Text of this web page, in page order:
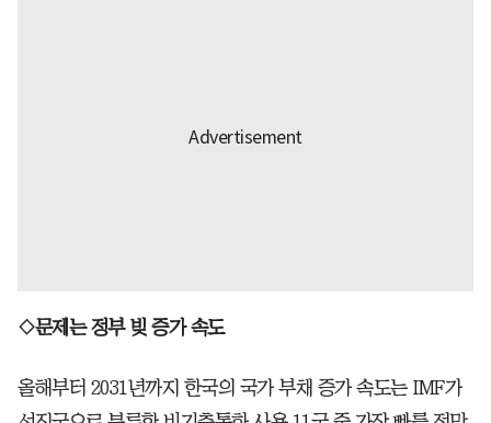
◇문제는 정부 빚 증가 속도
올해부터 2031년까지 한국의 국가 부채 증가 속도는 IMF가